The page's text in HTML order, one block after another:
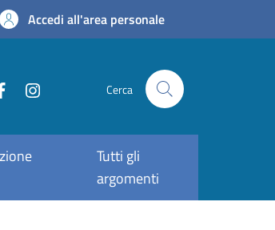
Accedi all'area personale
Cerca
Tutti gli
argomenti